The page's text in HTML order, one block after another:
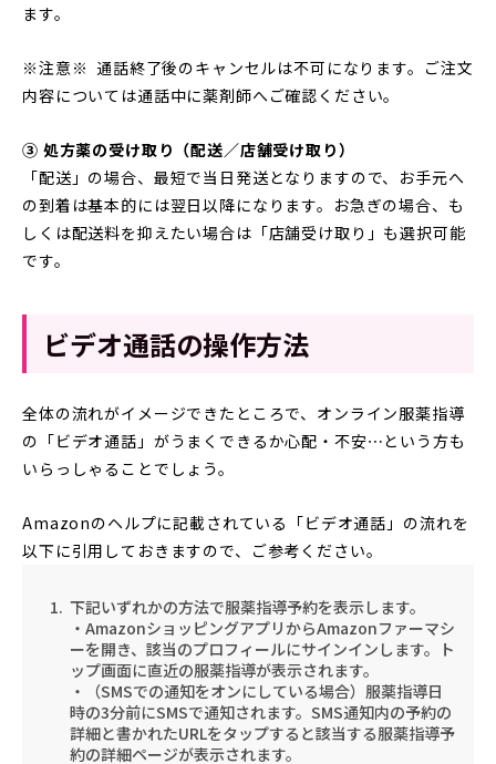
ます。
※注意※ 通話終了後のキャンセルは不可になります。ご注文
内容については通話中に薬剤師へご確認ください。
③ 処方薬の受け取り（配送／店舗受け取り）
「配送」の場合、最短で当日発送となりますので、お手元へ
の到着は基本的には翌日以降になります。お急ぎの場合、も
しくは配送料を抑えたい場合は「店舗受け取り」も選択可能
です。
ビデオ通話の操作方法
全体の流れがイメージできたところで、オンライン服薬指導
の「ビデオ通話」がうまくできるか心配・不安⋯という方も
いらっしゃることでしょう。
Amazonのヘルプに記載されている「ビデオ通話」の流れを
以下に引用しておきますので、ご参考ください。
下記いずれかの方法で服薬指導予約を表示します。
・AmazonショッピングアプリからAmazonファーマシ
ーを開き、該当のプロフィールにサインインします。ト
ップ画面に直近の服薬指導が表示されます。
・（SMSでの通知をオンにしている場合）服薬指導日
時の3分前にSMSで通知されます。SMS通知内の予約の
詳細と書かれたURLをタップすると該当する服薬指導予
約の詳細ページが表示されます。